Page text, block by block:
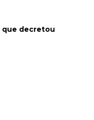
que decretou